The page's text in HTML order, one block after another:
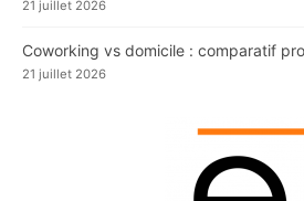
21 juillet 2026
Coworking vs domicile : comparatif
21 juillet 2026